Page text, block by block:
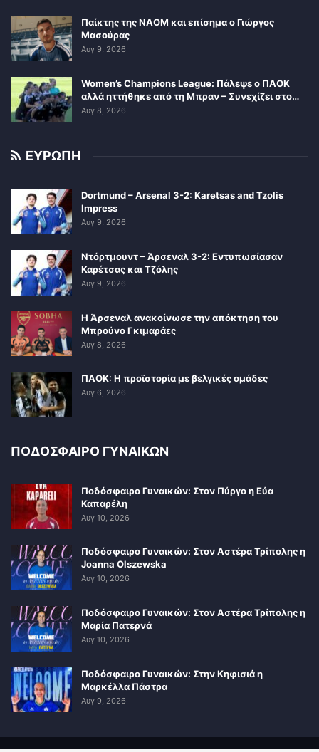
Παίκτης της ΝΑΟΜ και επίσημα ο Γιώργος
Μασούρας
Αυγ 9, 2026
Women’s Champions League: Πάλεψε ο ΠΑΟΚ
αλλά ηττήθηκε από τη Μπραν – Συνεχίζει στο…
Αυγ 8, 2026
ΕΥΡΩΠΗ
Dortmund – Arsenal 3-2: Karetsas and Tzolis
Impress
Αυγ 9, 2026
Ντόρτμουντ – Άρσεναλ 3-2: Εντυπωσίασαν
Καρέτσας και Τζόλης
Αυγ 9, 2026
Η Άρσεναλ ανακοίνωσε την απόκτηση του
Μπρούνο Γκιμαράες
Αυγ 8, 2026
ΠΑΟΚ: Η προϊστορία με βελγικές ομάδες
Αυγ 6, 2026
ΠΟΔΟΣΦΑΙΡΟ ΓΥΝΑΙΚΩΝ
Ποδόσφαιρο Γυναικών: Στον Πύργο η Εύα
Καπαρέλη
Αυγ 10, 2026
Ποδόσφαιρο Γυναικών: Στον Αστέρα Τρίπολης η
Joanna Olszewska
Αυγ 10, 2026
Ποδόσφαιρο Γυναικών: Στον Αστέρα Τρίπολης η
Μαρία Πατερνά
Αυγ 10, 2026
Ποδόσφαιρο Γυναικών: Στην Κηφισιά η
Μαρκέλλα Πάστρα
Αυγ 9, 2026